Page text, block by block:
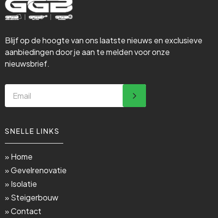
Blijf op de hoogte van ons laatste nieuws en exclusieve
aanbiedingen door je aan te melden voor onze
nieuwsbrief.
SNELLE LINKS
» Home
» Gevelrenovatie
» Isolatie
» Steigerbouw
» Contact